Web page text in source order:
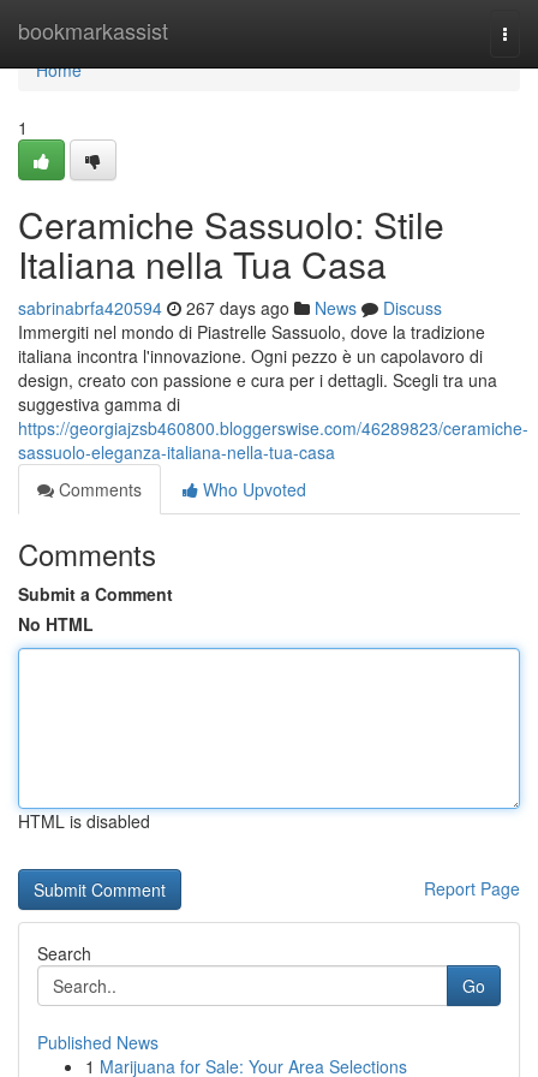
bookmarkassist
Home
Home
1
Ceramiche Sassuolo: Stile
Italiana nella Tua Casa
sabrinabrfa420594 267 days ago News
Discuss
Immergiti nel mondo di Piastrelle Sassuolo, dove la tradizione
italiana incontra l'innovazione. Ogni pezzo è un capolavoro di
design, creato con passione e cura per i dettagli. Scegli tra una
suggestiva gamma di
https://georgiajzsb460800.bloggerswise.com/46289823/ceramiche-
sassuolo-eleganza-italiana-nella-tua-casa
Comments
Who Upvoted
Comments
Submit a Comment
No HTML
HTML is disabled
Report Page
Search
Go
Published News
1 Marijuana for Sale: Your Area Selections